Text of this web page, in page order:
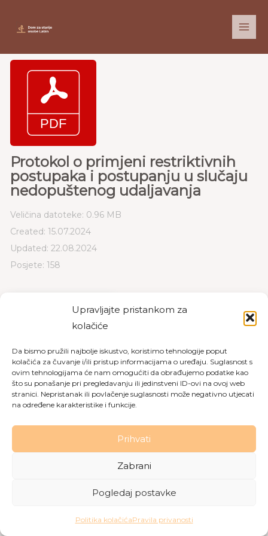
Upravljajte pristankom za
kolačiće
Da bismo pružili najbolje iskustvo, koristimo tehnologije poput
kolačića za čuvanje i/ili pristup informacijama o uređaju. Suglasnost s
ovim tehnologijama će nam omogućiti da obrađujemo podatke kao
što su ponašanje pri pregledavanju ili jedinstveni ID-ovi na ovoj web
stranici. Nepristanak ili povlačenje suglasnosti može negativno utjecati
na određene karakteristike i funkcije.
Prihvati
Zabrani
Pogledaj postavke
Politika kolačićaPravila privanosti
Protokol o primjeni restriktivnih
postupaka i postupanju u slučaju
nedopuštenog udaljavanja
Veličina datoteke: 0.96 MB
Created: 15.07.2024
Updated: 22.08.2024
Posjete: 158
PREUZMI PREGLED
Copyright © 2026 Dom za starije osobe Labin| Pravila
privatnosti |Politika kolačića
Made with love by